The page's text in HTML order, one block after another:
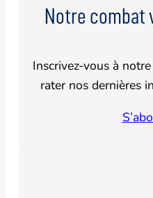
Notre combat
Inscrivez-vous à
rater nos dernières